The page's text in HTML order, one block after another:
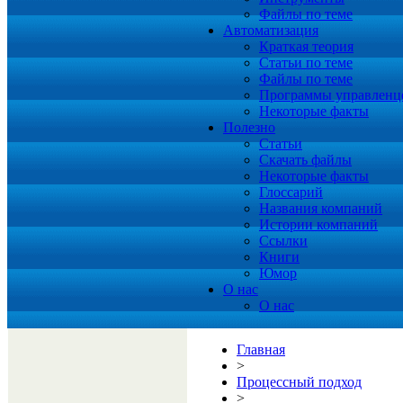
Файлы по теме
Автоматизация
Краткая теория
Статьи по теме
Файлы по теме
Программы
Некоторые факты
Полезно
Статьи
Скачать файлы
Некоторые факты
Глоссарий
Названия компаний
Истории компаний
Ссылки
Книги
Юмор
О нас
О нас
Главная
>
Процессный подход
>